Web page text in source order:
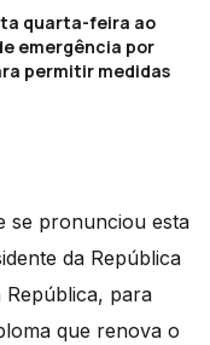
quarta-feira ao
emergência por
permitir medidas
se pronunciou esta
da República
República, para
que renova o